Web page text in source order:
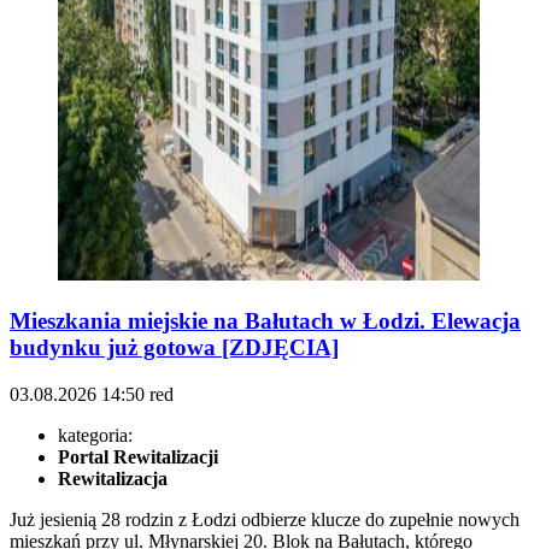
Mieszkania miejskie na Bałutach w Łodzi. Elewacja
budynku już gotowa [ZDJĘCIA]
03.08.2026 14:50 red
kategoria:
Portal Rewitalizacji
Rewitalizacja
Już jesienią 28 rodzin z Łodzi odbierze klucze do zupełnie nowych
mieszkań przy ul. Młynarskiej 20. Blok na Bałutach, którego